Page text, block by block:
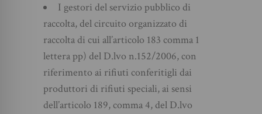
I gestori del servizio pubblico di
raccolta, del circuito organizzato di
raccolta di cui all’articolo 183 comma 1
lettera pp) del D.lvo n.152/2006, con
riferimento ai rifiuti conferitigli dai
produttori di rifiuti speciali, ai sensi
dell’articolo 189, comma 4, del D.lvo